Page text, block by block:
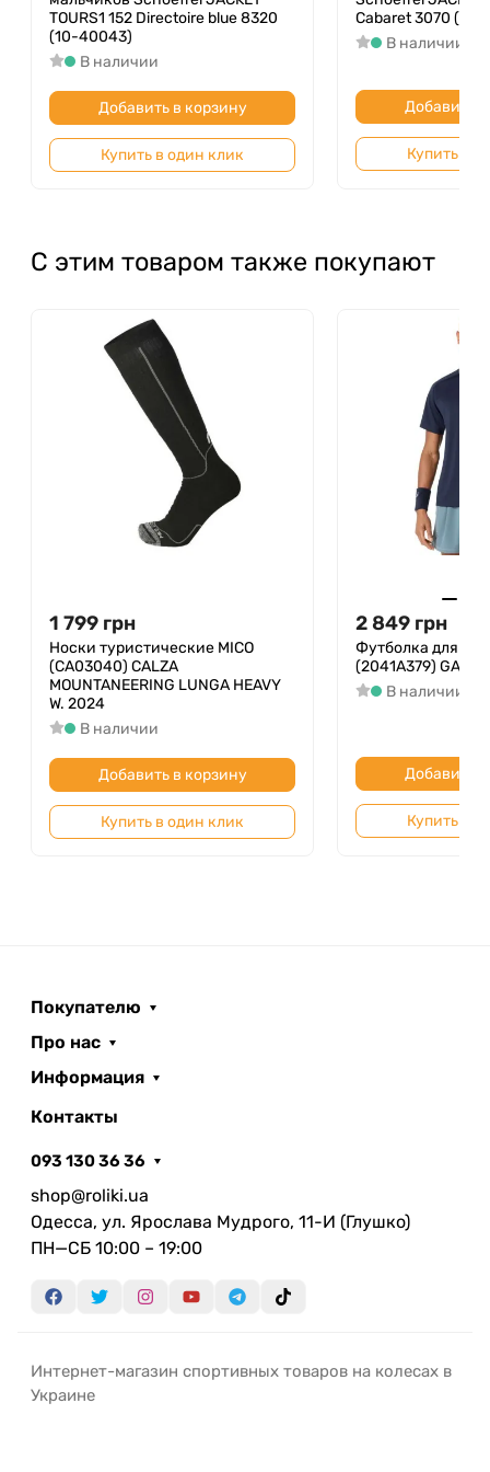
TOURS1 152 Directoire blue 8320
(10-40043)
В наличии
Добавить в корзину
Купить в один клик
Cabaret 3070 (10-
В наличии
Добавить
Купить в
С этим товаром также покупают
1 799 грн
Носки туристические MICO
(CA03040) CALZA
MOUNTANEERING LUNGA HEAVY
W. 2024
В наличии
Добавить в корзину
Купить в один клик
2 849 грн
Футболка для
(2041A379) GAME
В наличии
Добавить
Купить в
Покупателю
Про нас
Информация
Контакты
093 130 36 36
shop@roliki.ua
Одесса, ул. Ярослава Мудрого, 11-И (Глушко)
ПН—СБ 10:00 – 19:00
Интернет-магазин спортивных товаров на колесах в
Украине